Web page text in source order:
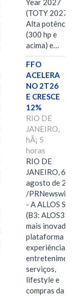
Year 2027
(TOTY 2027:
Alta potência
(300 hp e
acima) e…
FFO
ACELERA
NO 2T26
E CRESCE
12%
RIO DE
JANEIRO,
hÃ¡ 5
horas
RIO DE
JANEIRO, 6 de
agosto de 2026
/PRNewswire/ -
- A ALLOS S.A.
(B3: ALOS3), a
mais inovadora
plataforma de
experiências,
entretenimento,
serviços,
lifestyle e
compras da